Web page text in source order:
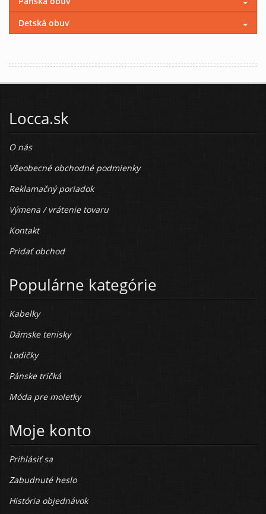
Detská obuv
Locca.sk
O nás
Všeobecné obchodné podmienky
Reklamačný poriadok
Výmena / vrátenie tovaru
Kontakt
Pridať obchod
Populárne kategórie
Kabelky
Dámske tenisky
Lodičky
Pánske tričká
Móda pre moletky
Moje konto
Prihlásiť sa
Zabudnuté heslo
História objednávok